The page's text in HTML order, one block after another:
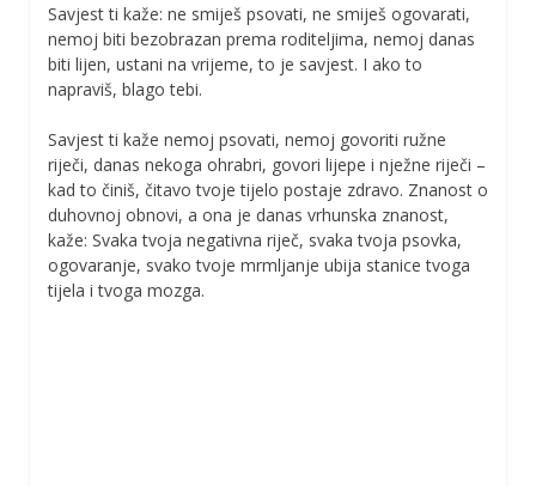
Savjest ti kaže: ne smiješ psovati, ne smiješ ogovarati,
nemoj biti bezobrazan prema roditeljima, nemoj danas
biti lijen, ustani na vrijeme, to je savjest. I ako to
napraviš, blago tebi.
Savjest ti kaže nemoj psovati, nemoj govoriti ružne
riječi, danas nekoga ohrabri, govori lijepe i nježne riječi –
kad to činiš, čitavo tvoje tijelo postaje zdravo. Znanost o
duhovnoj obnovi, a ona je danas vrhunska znanost,
kaže: Svaka tvoja negativna riječ, svaka tvoja psovka,
ogovaranje, svako tvoje mrmljanje ubija stanice tvoga
tijela i tvoga mozga.